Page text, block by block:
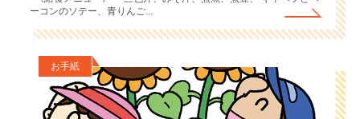
ーコンのソテー、青りんご...
お手紙